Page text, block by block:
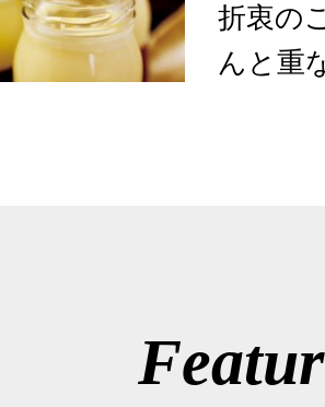
折衷の
んと重